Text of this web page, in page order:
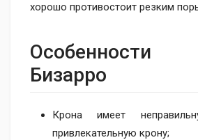
хорошо противостоит резким
Бизарро
Крона имеет
привлекательную крону;